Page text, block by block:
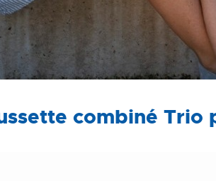
combiné Trio